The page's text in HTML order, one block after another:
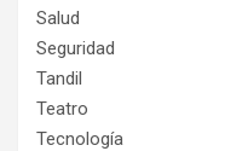
Salud
Seguridad
Tandil
Teatro
Tecnología